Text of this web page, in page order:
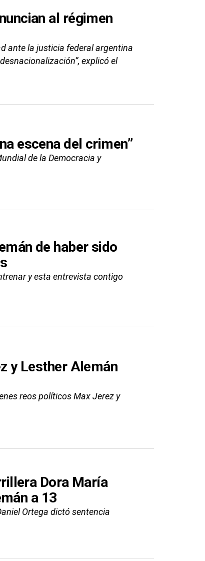
al régimen
ante la justicia federal argentina
explicó el
escena del crimen”
de la Democracia y
de haber sido
y esta entrevista contigo
y Lesther Alemán
reos políticos Max Jerez y
Dora María
a 13
Ortega dictó sentencia